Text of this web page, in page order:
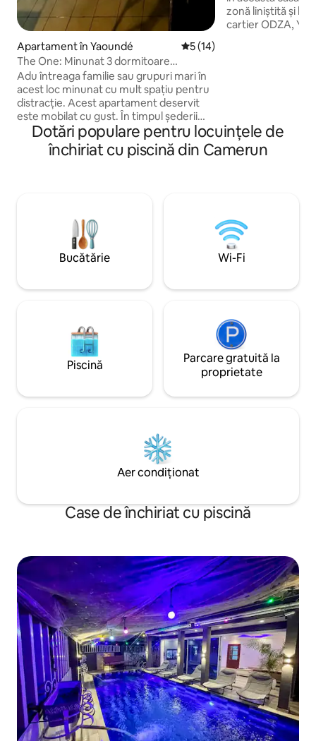
Apartament în Yaoundé Scor mediu de 5 din 5, 14
5 (14)
The One: Minunat 3 dormitoare
separate cu piscină și sală de gimnastică.
Adu întreaga familie sau grupuri mari în
acest loc minunat cu mult spațiu pentru
distracție. Acest apartament deservit
este mobilat cu gust. În timpul șederii
tale, vei avea acces gratuit la
apartamentul WiFi de mare viteză (fibră
optică), la piscina cristalină, la sala de
câțiva kilometri distanță. Restaurante,
supermarketuri, bancomate, clinici și
farmacii sunt disponibile și ușor
accesibile.
zonă liniștită și
cartier ODZA,
dormitor pentru
excelent și un
sunt furnizate în
Dotări populare pentru locuințele de
închiriat cu piscină din Camerun
Bucătărie Wi-Fi
Piscină
Parcare gratuită la
proprietate
Aer condiționat
Case de închiriat cu piscină